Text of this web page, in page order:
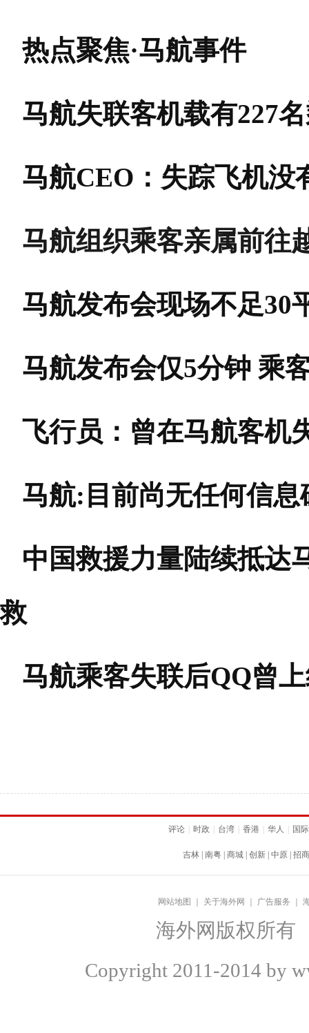
热点聚焦·马航事件
马航失联客机载有227
马航CEO：失踪飞机没
马航组织乘客亲属前往
马航发布会现场不足30
马航发布会仅5分钟 乘
飞行员：曾在马航客机
马航:目前尚无任何信
中国救援力量陆续抵达
救
马航乘客失联后QQ曾
评论 时政 台湾 香港 华人 国际
吉林 南粤 商城 创新 中原 招商
网站地图 关于海外网 广告服务
海外网版权所有
Copyright 2011-2014 by